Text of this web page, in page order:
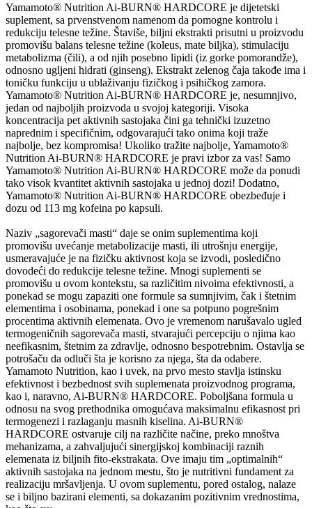
Yamamoto® Nutrition Ai-BURN® HARDCORE je dijetetski
suplement, sa prvenstvenom namenom da pomogne kontrolu i
redukciju telesne težine. Štaviše, biljni ekstrakti prisutni u proizvodu
promovišu balans telesne težine (koleus, mate biljka), stimulaciju
metabolizma (čili), a od njih posebno lipidi (iz gorke pomorandže),
odnosno ugljeni hidrati (ginseng). Ekstrakt zelenog čaja takođe ima i
toničku funkciju u ublaživanju fizičkog i psihičkog zamora.
Yamamoto® Nutrition Ai-BURN® HARDCORE je, nesumnjivo,
jedan od najboljih proizvoda u svojoj kategoriji. Visoka
koncentracija pet aktivnih sastojaka čini ga tehnički izuzetno
naprednim i specifičnim, odgovarajući tako onima koji traže
najbolje, bez kompromisa! Ukoliko tražite najbolje, Yamamoto®
Nutrition Ai-BURN® HARDCORE je pravi izbor za vas! Samo
Yamamoto® Nutrition Ai-BURN® HARDCORE može da ponudi
tako visok kvantitet aktivnih sastojaka u jednoj dozi! Dodatno,
Yamamoto® Nutrition Ai-BURN® HARDCORE obezbeđuje i
dozu od 113 mg kofeina po kapsuli.
Naziv „sagorevači masti“ daje se onim suplementima koji
promovišu uvećanje metabolizacije masti, ili utrošnju energije,
usmeravajuće je na fizičku aktivnost koja se izvodi, posledično
dovodeći do redukcije telesne težine. Mnogi suplementi se
promovišu u ovom kontekstu, sa različitim nivoima efektivnosti, a
ponekad se mogu zapaziti one formule sa sumnjivim, čak i štetnim
elementima i osobinama, ponekad i one sa potpuno pogrešnim
procentima aktivnih elemenata. Ovo je vremenom narušavalo ugled
termogeničnih sagorevača masti, stvarajući percepciju o njima kao
neefikasnim, štetnim za zdravlje, odnosno bespotrebnim. Ostavlja se
potrošaču da odluči šta je korisno za njega, šta da odabere.
Yamamoto Nutrition, kao i uvek, na prvo mesto stavlja istinsku
efektivnost i bezbednost svih suplemenata proizvodnog programa,
kao i, naravno, Ai-BURN® HARDCORE. Poboljšana formula u
odnosu na svog prethodnika omogućava maksimalnu efikasnost pri
termogenezi i razlaganju masnih kiselina. Ai-BURN®
HARDCORE ostvaruje cilj na različite načine, preko mnoštva
mehanizama, a zahvaljujući sinergijskoj kombinaciji raznih
elemenata iz biljnih fito-ekstrakata. Ove imaju tim „optimalnih“
aktivnih sastojaka na jednom mestu, što je nutritivni fundament za
realizaciju mršavljenja. U ovom suplementu, pored ostalog, nalaze
se i biljno bazirani elementi, sa dokazanim pozitivnim vrednostima,